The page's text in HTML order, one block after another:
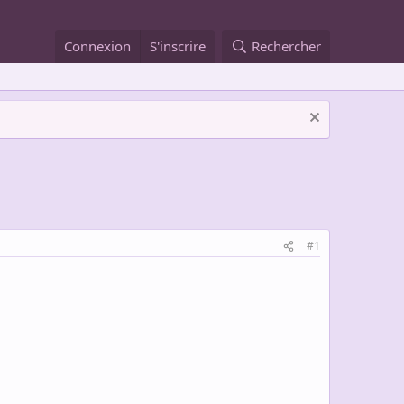
Connexion S'inscrire Rechercher
#1